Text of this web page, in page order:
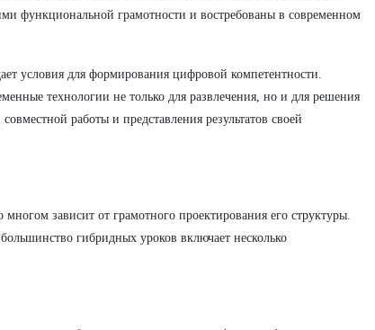
функциональной грамотности и востребованы в современном
условия для формирования цифровой компетентности.
технологии не только для развлечения, но и для решения
работы и представления результатов своей
зависит от грамотного проектирования его структуры.
гибридных уроков включает несколько